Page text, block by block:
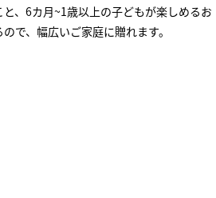
、6カ月~1歳以上の子どもが楽しめるお
で、幅広いご家庭に贈れます。